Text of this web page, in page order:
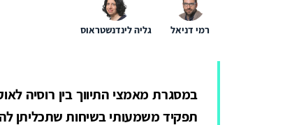
רמי דניאל גליה לינדנשטראוס
במסגרת מאמצי התיווך בין רוסיה
תפקיד משמעותי בשיחות שתכליתן